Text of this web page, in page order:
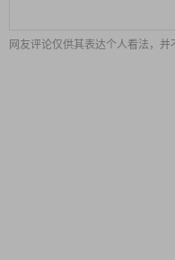
网友评论仅供其表达个人看法，并